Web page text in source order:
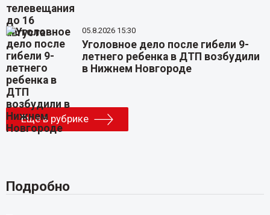
05.8.2026 15:30
Уголовное дело после гибели 9-
летнего ребенка в ДТП возбудили
в Нижнем Новгороде
Еще в рубрике
Подробно